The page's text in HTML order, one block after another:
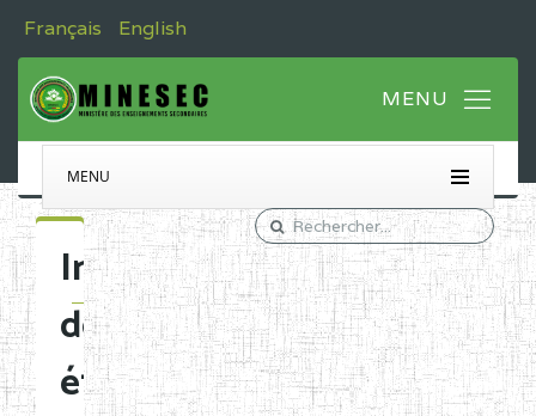
Français English
MENU
Immatriculation
des
établissements